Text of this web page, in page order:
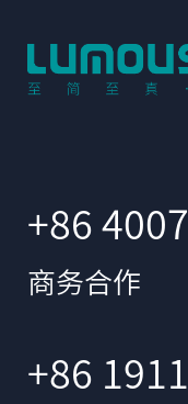
+86
商务合作
+86